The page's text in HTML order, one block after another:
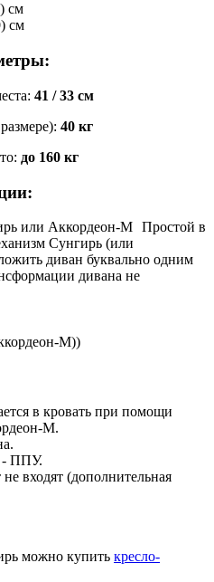
) см
) см
41 / 33 см
40 кг
до 160 кг
Простой в
Сунгирь (или
диван буквально одним
дивана не
в кровать при помощи
М.
- ППУ.
входят (дополнительная
можно купить кресло-